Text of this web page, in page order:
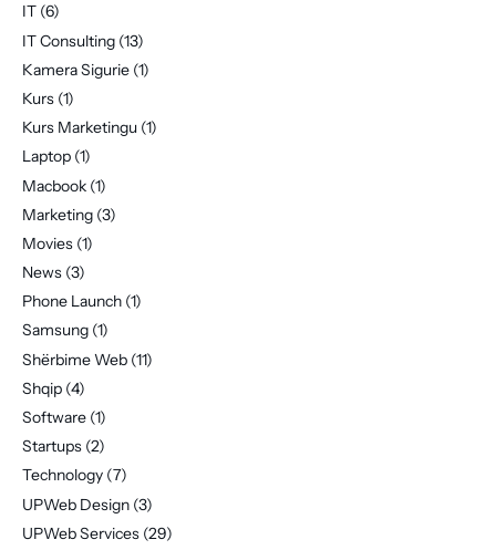
IT (6)
IT Consulting (13)
Kamera Sigurie (1)
Kurs (1)
Kurs Marketingu (1)
Laptop (1)
Macbook (1)
Marketing (3)
Movies (1)
News (3)
Phone Launch (1)
Samsung (1)
Shërbime Web (11)
Shqip (4)
Software (1)
Startups (2)
Technology (7)
UPWeb Design (3)
UPWeb Services (29)